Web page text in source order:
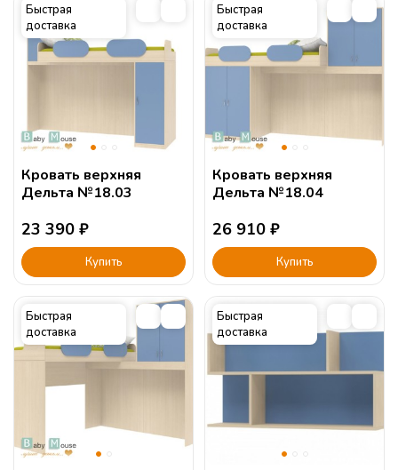
Быстрая
доставка
Кровать верхняя
Дельта №18.03
23 390 ₽
Купить
Быстрая
доставка
Кровать верхняя
Дельта №18.04
26 910 ₽
Купить
Быстрая
доставка
Быстрая
доставка